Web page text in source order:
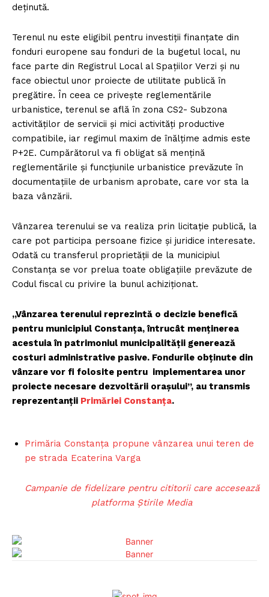
deținută.
Terenul nu este eligibil pentru investiții finanțate din
fonduri europene sau fonduri de la bugetul local, nu
face parte din Registrul Local al Spațiilor Verzi și nu
face obiectul unor proiecte de utilitate publică în
pregătire. În ceea ce privește reglementările
urbanistice, terenul se află în zona CS2- Subzona
activităților de servicii și mici activități productive
compatibile, iar regimul maxim de înălțime admis este
P+2E. Cumpărătorul va fi obligat să menţină
reglementările și funcțiunile urbanistice prevăzute în
documentațiile de urbanism aprobate, care vor sta la
baza vânzării.
Vânzarea terenului se va realiza prin licitație publică, la
care pot participa persoane fizice și juridice interesate.
Odată cu transferul proprietății de la municipiul
Constanța se vor prelua toate obligațiile prevăzute de
Codul fiscal cu privire la bunul achiziționat.
„Vânzarea terenului reprezintă o decizie benefică
pentru municipiul Constanța, întrucât menținerea
acestuia în patrimoniul municipalității generează
costuri administrative pasive. Fondurile obținute din
vânzare vor fi folosite pentru implementarea unor
proiecte necesare dezvoltării orașului”, au transmis
reprezentanții Primăriei Constanța.
Primăria Constanța propune vânzarea unui teren de
pe strada Ecaterina Varga
Campanie de fidelizare pentru cititorii care accesează
platforma Știrile Media